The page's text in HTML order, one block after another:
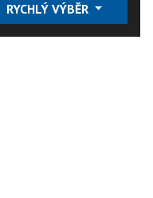
RYCHLÝ VÝBĚR